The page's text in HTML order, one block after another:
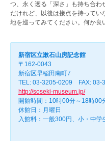
つ、永く遡る「深さ」も持ち合わ
だけれど、以後は接点を持って
地を巡ってみてください。何か良
新宿区立漱石山房記念館
〒162-0043
新宿区早稲田南町7
TEL: 03-3205-0209 FAX: 03-
http://soseki-museum.jp/
開館時間：10時00分～18時00
休館日：月曜日
入館料：一般300円、小・中学